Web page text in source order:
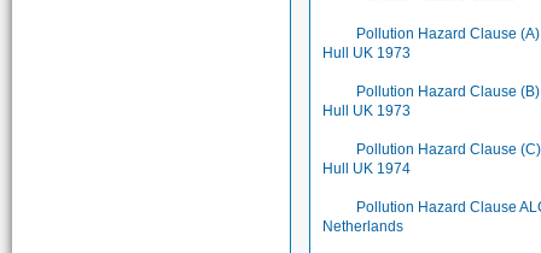
Pollution Hazard Clause
Hull UK 1973
Pollution Hazard Clause
Hull UK 1973
Pollution Hazard Clause
Hull UK 1974
Pollution Hazard Clause
Netherlands